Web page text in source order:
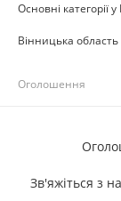
Основні категорії у
Вінницька область
Оголошення
Зв'яжіться з